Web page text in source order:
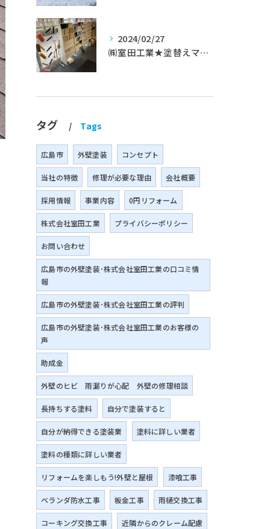
2024/02/27
㈱室田工業★塗替えマスターズ★築35年以上のお宅の施工事例
タグ Tags
広島市 外壁塗装 コンセプト
当社の特徴 修理が必要な理由 会社概要
採用情報 事業内容 0円リフォーム
株式会社室田工業 プライバシーポリシー
お問い合わせ
広島市の外壁塗装･株式会社室田工業の口コミ情
報
広島市の外壁塗装･株式会社室田工業の評判
広島市の外壁塗装･株式会社室田工業のお客様の
声
助成金
外壁のヒビ 雨漏りが心配 外壁の修理相談
長持ちする塗料 自分で塗装すると
自分が納得できる塗装業 塗料に詳しい業者
塗料の種類に詳しい業者
リフォームを楽しもう!外壁と屋根 漆喰工事
ベランダ防水工事 板金工事 雨樋交換工事
コーキング交換工事 近隣からのクレーム配慮